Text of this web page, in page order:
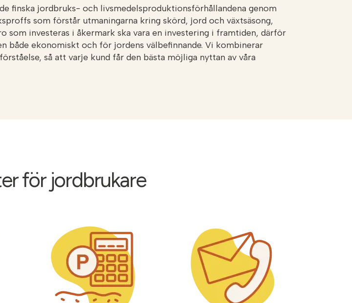
finska jordbruks- och livsmedelsproduktionsförhållandena genom
som förstår utmaningarna kring skörd, jord och växtsäsong,
som investeras i åkermark ska vara en investering i framtiden, därför
både ekonomiskt och för jordens välbefinnande. Vi kombinerar
så att varje kund får den bästa möjliga nyttan av våra
för jordbrukare